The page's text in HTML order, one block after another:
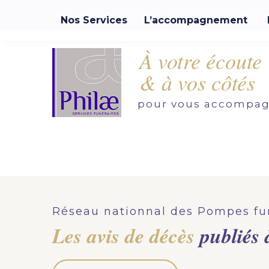
Philae Services Funéraires - Réseau national de
À votre écoute
& à vos côtés
pour vous
Nos Services L’accompagnement
Organisation d'obsèques
Demandez votre devis pour l'organisation
d'obsèques, nos équipe s'engage à vous
répondre dans les meilleurs délais.
Réseau nationnal des Pompes
Les avis de décès